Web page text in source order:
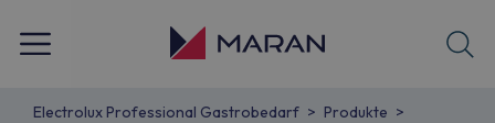
Electrolux Professional Gastrobedarf
Produkte